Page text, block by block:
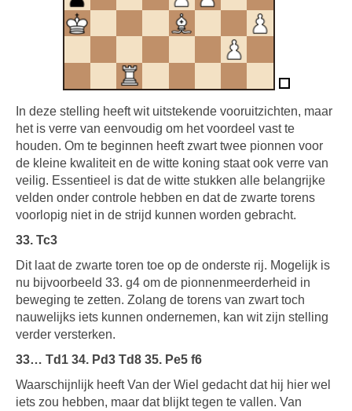
In deze stelling heeft wit uitstekende vooruitzichten, maar
het is verre van eenvoudig om het voordeel vast te
houden. Om te beginnen heeft zwart twee pionnen voor
de kleine kwaliteit en de witte koning staat ook verre van
veilig. Essentieel is dat de witte stukken alle belangrijke
velden onder controle hebben en dat de zwarte torens
voorlopig niet in de strijd kunnen worden gebracht.
33. Tc3
Dit laat de zwarte toren toe op de onderste rij. Mogelijk is
nu bijvoorbeeld 33. g4 om de pionnenmeerderheid in
beweging te zetten. Zolang de torens van zwart toch
nauwelijks iets kunnen ondernemen, kan wit zijn stelling
verder versterken.
33… Td1 34. Pd3 Td8 35. Pe5 f6
Waarschijnlijk heeft Van der Wiel gedacht dat hij hier wel
iets zou hebben, maar dat blijkt tegen te vallen. Van